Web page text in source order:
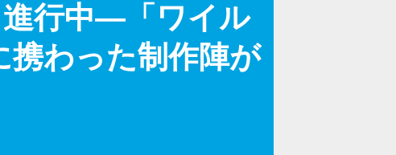
進行中―「ワイル
携わった制作陣が